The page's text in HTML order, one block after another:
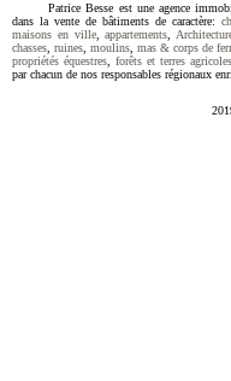
Patrice Besse est une agence
dans la vente de bâtiments de caractère:
maisons en ville,appartements,
chasses, ruines, moulins, mas & corps de
propriétés équestres, forêts et terres agricoles
par chacun de nos responsables régionaux